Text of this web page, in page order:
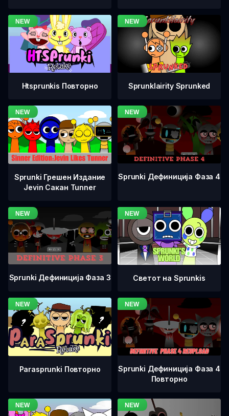
Htsprunkis Повторно Sprunklairity Sprunked
Sprunki Грешен Издание
Jevin Сакан Tunner
Sprunki Дефиниција Фаза 4
Sprunki Дефиниција Фаза 3 Светот на Sprunkis
Parasprunki Повторно
Sprunki Дефиниција Фаза 4
Повторно